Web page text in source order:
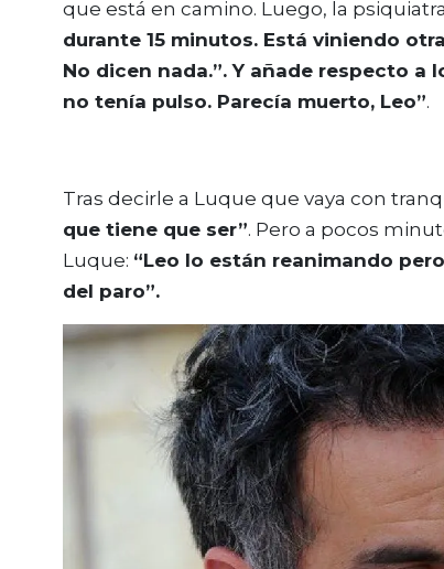
que está en camino. Luego, la
durante 15 minutos. Está viniendo
No dicen nada.”. Y añade respecto a
no tenía pulso. Parecía muerto, Leo”.
Tras decirle a Luque que vaya con
que tiene que ser”. Pero a pocos
Luque: “Leo lo están reanimando
del paro”.